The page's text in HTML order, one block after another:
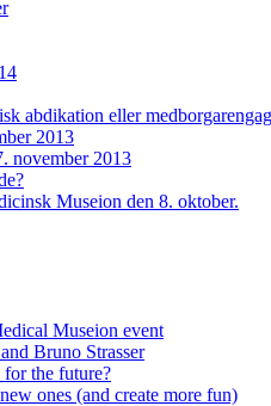
abdikation eller
2013
november 2013
Museion den 8. oktober.
Museion event
Bruno Strasser
the future?
ones (and create more fun)